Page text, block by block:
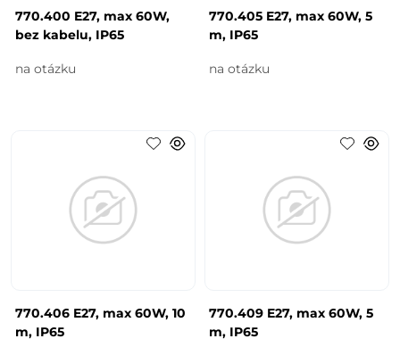
770.400 E27, max 60W,
bez kabelu, IP65
na otázku
770.405 E27, max 60W, 5
m, IP65
na otázku
770.406 E27, max 60W, 10
m, IP65
770.409 E27, max 60W, 5
m, IP65